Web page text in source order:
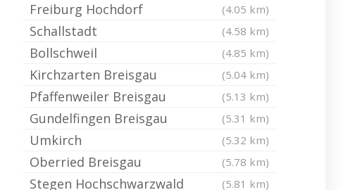
Freiburg Hochdorf (4.05 km)
Schallstadt (4.58 km)
Bollschweil (4.85 km)
Kirchzarten Breisgau (5.04 km)
Pfaffenweiler Breisgau (5.13 km)
Gundelfingen Breisgau (5.31 km)
Umkirch (5.32 km)
Oberried Breisgau (5.78 km)
Stegen Hochschwarzwald (5.81 km)